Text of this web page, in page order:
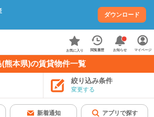
ダウンロード
お気に入り 閲覧履歴 お知らせ マイページ
熊本県)の賃貸物件一覧
絞り込み条件
変更する
新着通知 アプリで探す